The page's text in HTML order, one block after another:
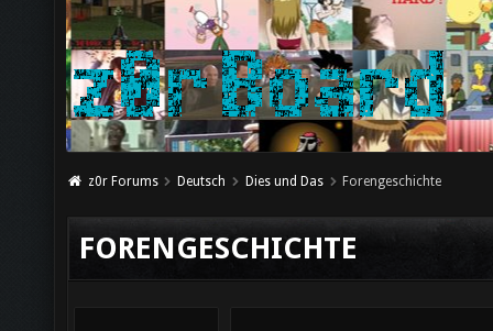
z0r Forums Deutsch Dies und Das Forengeschichte
FORENGESCHICHTE